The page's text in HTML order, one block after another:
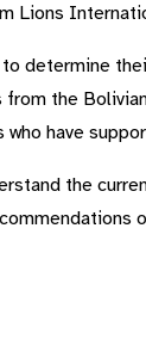
Lions
determine
the
have
the